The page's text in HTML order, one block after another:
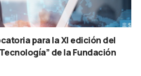
para la XI edición del
de la Fundación